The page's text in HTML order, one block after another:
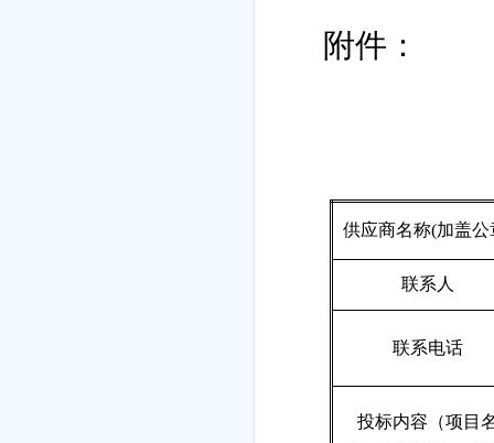
附件：
供应商名称(加盖公
联系人
联系电话
投标内容（项目